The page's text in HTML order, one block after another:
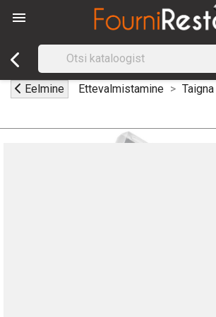

Eelmine Ettevalmistamine